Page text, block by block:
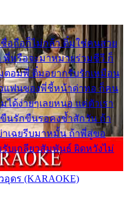
ชื่อถือก็ไม่กล้า ติ๋มใช่คนสวย
พี่หรือจะมาหมายร่วมชีวี ก็
ตอมพี่ ติ๋มอยากรับรักเหมือน
แฟนของพี่ชี้หน้าด่าทอ ก็คน
ด้ง่ายๆเลยหนอ แค่ตัวเรา
นรักขืนรอคงช้ำสักวัน ถ้า
าเฉยรีบมาหมั้น ถ้าพี่สู่ขอ
บเกลียวสัมพันธ์ ผิดหวังไม่
ดร (KARAOKE)